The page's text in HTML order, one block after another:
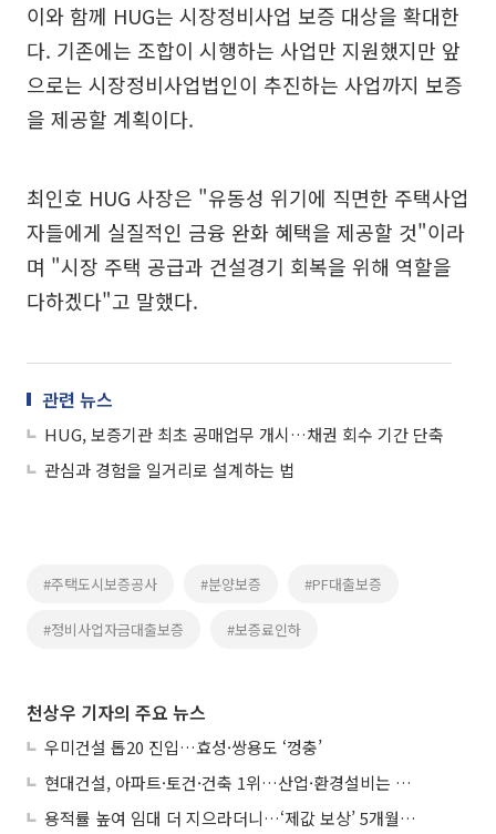
이와 함께 HUG는 시장정비사업 보증 대상을 확대한
다. 기존에는 조합이 시행하는 사업만 지원했지만 앞
으로는 시장정비사업법인이 추진하는 사업까지 보증
을 제공할 계획이다.
최인호 HUG 사장은 "유동성 위기에 직면한 주택사업
자들에게 실질적인 금융 완화 혜택을 제공할 것"이라
며 "시장 주택 공급과 건설경기 회복을 위해 역할을
다하겠다"고 말했다.
관련 뉴스
HUG, 보증기관 최초 공매업무 개시…채권 회수 기간 단축
관심과 경험을 일거리로 설계하는 법
#주택도시보증공사 #분양보증 #PF대출보증
#정비사업자금대출보증 #보증료인하
천상우 기자의 주요 뉴스
우미건설 톱20 진입…효성·쌍용도 ‘껑충’
현대건설, 아파트·토건·건축 1위…산업·환경설비는 삼성E&A
용적률 높여 임대 더 지으라더니…‘제값 보상’ 5개월째 국회에 발목